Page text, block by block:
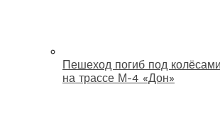
Пешеход погиб под
на трассе М-4 «Дон»